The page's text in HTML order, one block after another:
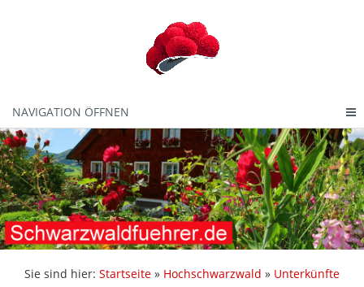
NAVIGATION ÖFFNEN
Sie sind hier: Startseite » Hochschwarzwald » Unterkünfte